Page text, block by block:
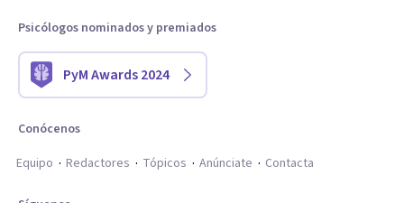
Psicólogos nominados y premiados
PyM Awards 2024
Conócenos
Equipo
Redactores Tópicos Anúnciate Contacta